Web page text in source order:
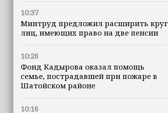
10:37
Минтруд предложил расширить круг
лиц, имеющих право на две пенсии
10:26
Фонд Кадырова оказал помощь
семье, пострадавшей при пожаре в
Шатойском районе
10:16